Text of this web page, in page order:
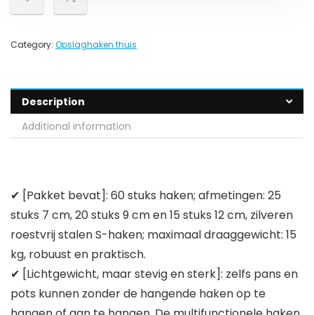
Category: Opslaghaken thuis
Description
Additional information
✔ [Pakket bevat]: 60 stuks haken; afmetingen: 25
stuks 7 cm, 20 stuks 9 cm en 15 stuks 12 cm, zilveren
roestvrij stalen S-haken; maximaal draaggewicht: 15
kg, robuust en praktisch.
✔ [Lichtgewicht, maar stevig en sterk]: zelfs pans en
pots kunnen zonder de hangende haken op te